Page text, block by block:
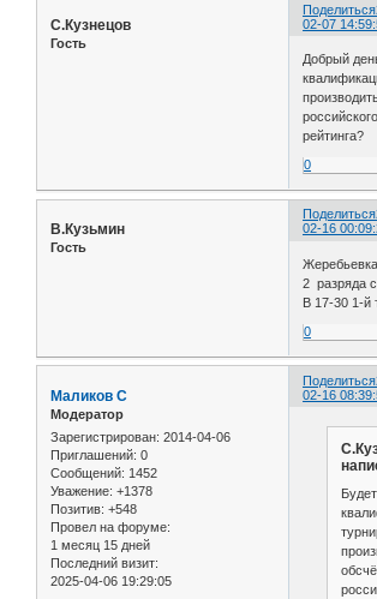
Поделиться
02-07
С.Кузнецов
Гость
Добрый
рейтинга?
0
Поделиться
02-16
В.Кузьмин
Гость
2 разряда
В 17-30 1-й
0
Поделиться
02-16
Маликов С
Модератор
Зарегистрирован: 2014-04-06
Приглашений: 0
Сообщений: 1452
Уважение: +1378
Позитив: +548
Провел на форуме:
1 месяц 15 дней
Последний визит:
2025-04-06 19:29:05